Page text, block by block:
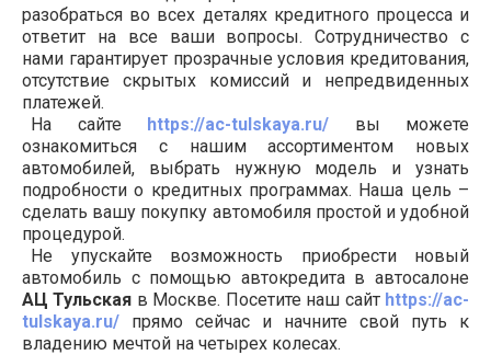
разобраться во всех деталях кредитного процесса и
ответит на все ваши вопросы. Сотрудничество с
нами гарантирует прозрачные условия кредитования,
отсутствие скрытых комиссий и непредвиденных
платежей.
На сайте https://ac-tulskaya.ru/ вы можете
ознакомиться с нашим ассортиментом новых
автомобилей, выбрать нужную модель и узнать
подробности о кредитных программах. Наша цель –
сделать вашу покупку автомобиля простой и удобной
процедурой.
Не упускайте возможность приобрести новый
автомобиль с помощью автокредита в автосалоне
АЦ Тульская в Москве. Посетите наш сайт https://ac-
tulskaya.ru/ прямо сейчас и начните свой путь к
владению мечтой на четырех колесах.